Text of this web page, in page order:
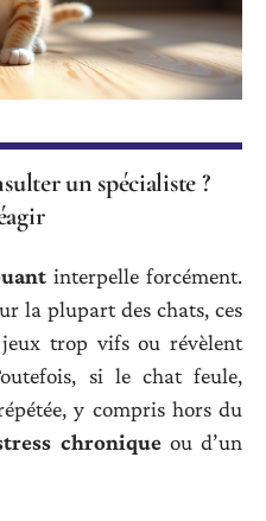
un spécialiste ?
interpelle forcément.
la plupart des chats, ces
trop vifs ou révèlent
si le chat feule,
y compris hors du
chroniqueou d’un